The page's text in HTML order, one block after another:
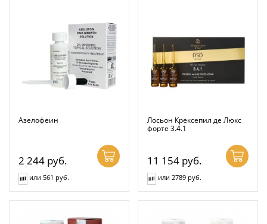
Азелофеин
2 244 руб.
или 561 руб.
Лосьон Крексепил де Люкс
форте 3.4.1
11 154 руб.
или 2789 руб.